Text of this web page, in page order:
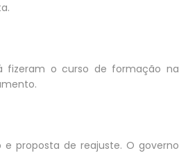
fizeram o curso de formação na
proposta de reajuste. O governo